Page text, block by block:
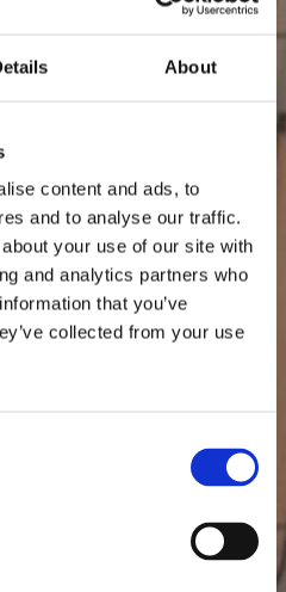
About
content and ads, to
and to analyse our traffic.
your use of our site with
and analytics partners who
that you’ve
collected from your use